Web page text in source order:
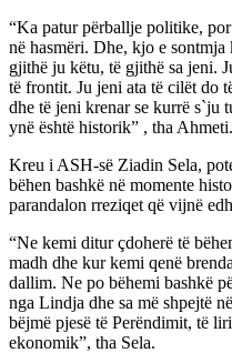
“Ka patur përballje politike,
në hasmëri. Dhe, kjo e sontmja
gjithë ju këtu, të gjithë sa jeni.
të frontit. Ju jeni ata të cilët do
dhe të jeni krenar se kurrë s`ju
ynë është historik” , tha Ahmeti.
Kreu i ASH-së Ziadin Sela,
bëhen bashkë në momente
parandalon rreziqet që vijnë
“Ne kemi ditur çdoherë të
madh dhe kur kemi qenë
dallim. Ne po bëhemi bashkë
nga Lindja dhe sa më shpejtë
bëjmë pjesë të Perëndimit, të
ekonomik”, tha Sela.